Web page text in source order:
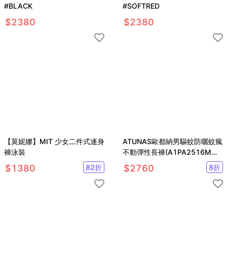
#BLACK
$2380
#SOFTRED
$2380
【莫妮娜】MIT 少女二件式連身
褲泳裝
$1380 82折
ATUNAS歐都納男驅蚊防曬蚊瘋
不動彈性長褲(A1PA2516M黑/
機能長褲/防蚊褲)
$2760 8折